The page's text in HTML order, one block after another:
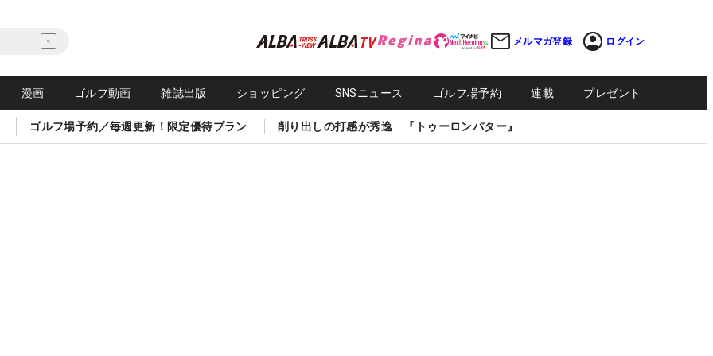
メルマガ登録 ログイン
漫画 ゴルフ動画 雑誌出版 ショッピング SNSニュース ゴルフ場予約 連載 プレゼント
ゴルフ場予約／毎週更新！限定優待プラン 削り出しの打感が秀逸 『トゥーロンパター』